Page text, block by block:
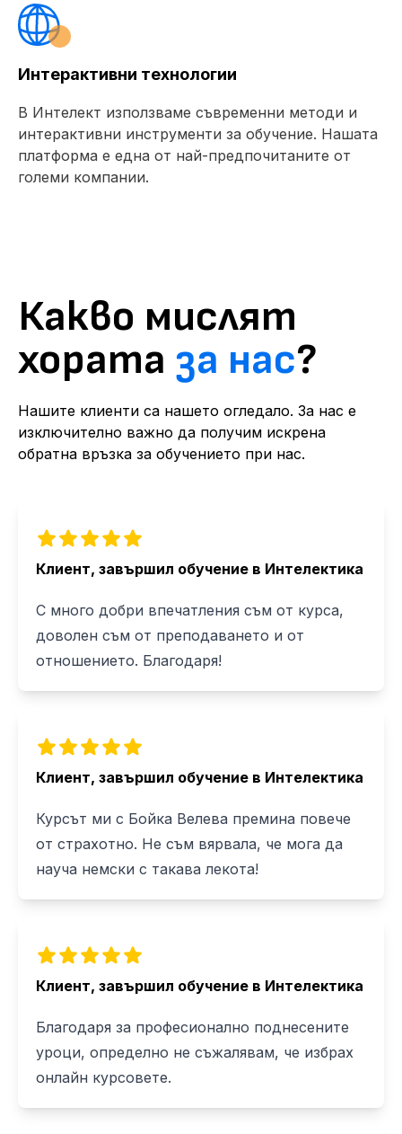
Интерактивни технологии
В Интелект използваме съвременни методи и
интерактивни инструменти за обучение. Нашата
платформа е една от най-предпочитаните от
големи компании.
Какво мислят
хората за нас?
Нашите клиенти са нашето огледало. За нас е
изключително важно да получим искрена
обратна връзка за обучението при нас.
Клиент, завършил обучение в Интелектика
С много добри впечатления съм от курса,
доволен съм от преподаването и от
отношението. Благодаря!
Клиент, завършил обучение в Интелектика
Курсът ми с Бойка Велева премина повече
от страхотно. Не съм вярвала, че мога да
науча немски с такава лекота!
Клиент, завършил обучение в Интелектика
Благодаря за професионално поднесените
уроци, определно не съжалявам, че избрах
онлайн курсовете.